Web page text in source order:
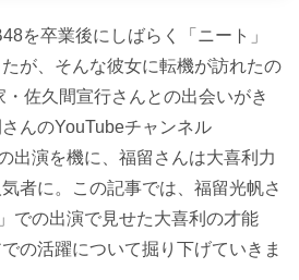
を卒業後にしばらく「ニート」
が、そんな彼女に転機が訪れたの
佐久間宣行さんとの出会いがき
んのYouTubeチャンネル
出演を機に、福留さんは大喜利力
者に。この記事では、福留光帆さ
での出演で見せた大喜利の才能
の活躍について掘り下げていきま